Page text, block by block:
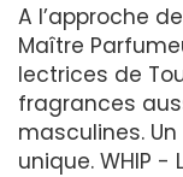
A l’approche
Maître
lectrices de
fragrances
masculines.
unique. WHIP -